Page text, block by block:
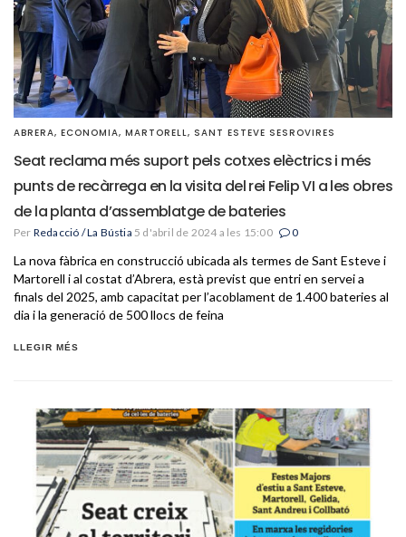
ABRERA, ECONOMIA, MARTORELL, SANT ESTEVE SESROVIRES
Seat reclama més suport pels cotxes elèctrics i més
punts de recàrrega en la visita del rei Felip VI a les obres
de la planta d’assemblatge de bateries
Per Redacció / La Bústia 5 d'abril de 2024 a les 15:00 0
La nova fàbrica en construcció ubicada als termes de Sant Esteve i
Martorell i al costat d’Abrera, està previst que entri en servei a
finals del 2025, amb capacitat per l’acoblament de 1.400 bateries al
dia i la generació de 500 llocs de feina
LLEGIR MÉS